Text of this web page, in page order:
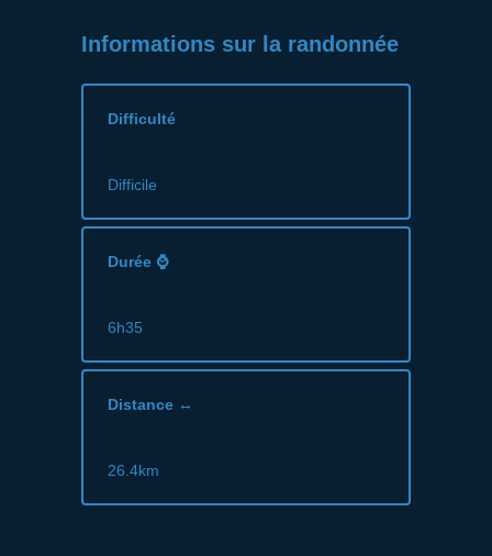
Informations sur la randonnée
Difficulté
Difficile
Durée ⌚
6h35
Distance ↔
26.4km